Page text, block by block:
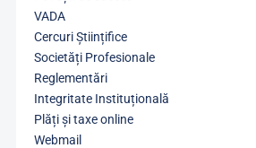
VADA
Cercuri Științifice
Societăți Profesionale
Reglementări
Integritate Instituțională
Plăți și taxe online
Webmail